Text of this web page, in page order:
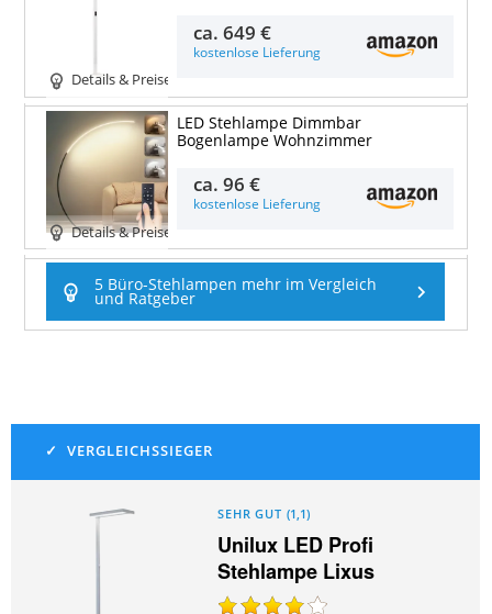
Details & Preise
ca.649 €
kostenlose Lieferung
Details & Preise
LED Stehlampe Dimmbar
Bogenlampe Wohnzimmer
ca.96 €
kostenlose Lieferung
5 Büro-Stehlampen mehr im Vergleich
und Ratgeber
SEHR GUT (1,1)
Unilux LED Profi
Stehlampe Lixus